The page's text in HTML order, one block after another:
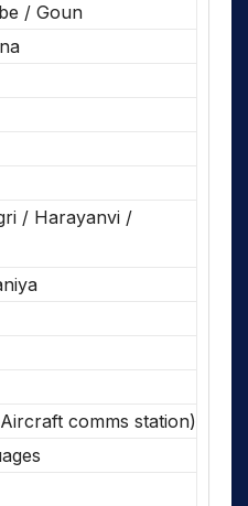
/ Goun
/ Harayanvi /
comms station)